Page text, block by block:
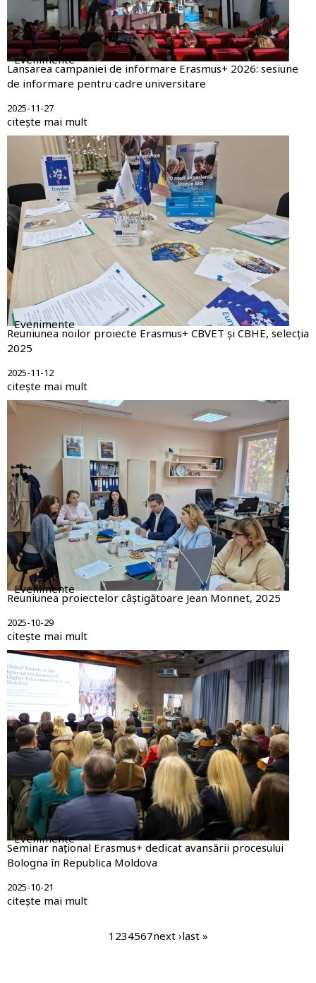
Evenimente
Lansarea campaniei de informare Erasmus+ 2026: sesiune
de informare pentru cadre universitare
2025-11-27
citește mai mult
Evenimente
Reuniunea noilor proiecte Erasmus+ CBVET și CBHE, selecția
2025
2025-11-12
citește mai mult
Evenimente
Reuniunea proiectelor câștigătoare Jean Monnet, 2025
2025-10-29
citește mai mult
Evenimente
Seminar național Erasmus+ dedicat avansării procesului
Bologna în Republica Moldova
2025-10-21
citește mai mult
pagina
1 pagina
2pagina
3pagina
4pagina
5pagina
6pagina
7pagina
next ›ultima
last »